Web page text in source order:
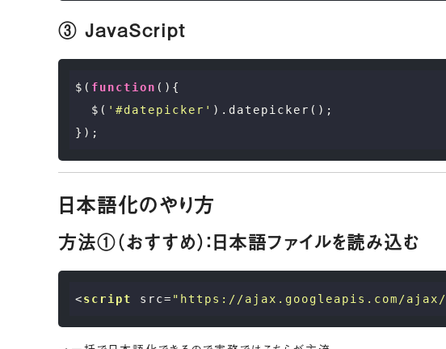
③ JavaScript
$( function ( ) {
  $(
'#datepicker' ).datepicker();
日本語化のやり方
方法①（おすすめ）：日本語ファイルを読み込む
<script src= "https://ajax.googleapis.com/